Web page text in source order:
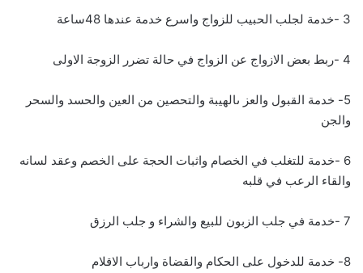
3 -خدمة لجلب الحبيب للزواج واسرع خدمة عندها 48ساعة
4 -ربط بعض الازواج عن الزواج في حالة تضرر الزوجة الاولى
5- خدمة القبول والعز ىالهيبة والتحصين من العين والحسد والسحر
والجن
6 -خدمة للتغلب في الخصام واثبات الحجة على الخصم وعقد لسانه
والقاء الرعب في قلبه
7 -خدمة في جلب الزبون للبيع والشراء و جلب الرزق
8- خدمة للدخول على الحكام والقضاة وارباب الاقلام